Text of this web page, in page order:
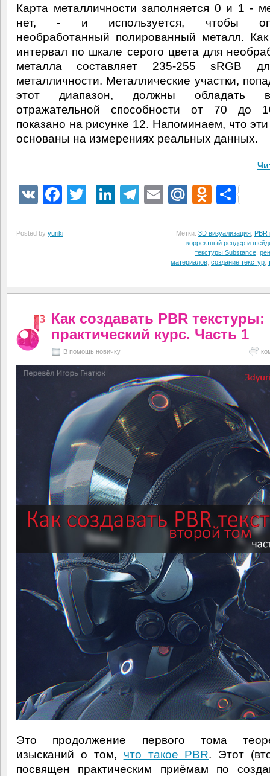
Карта металличности заполняется 0 и 1 -
нет, - и используется, чтобы
необработанный полированный металл.
интервал по шкале серого цвета для
металла составляет 235-255 sRGB
металличности. Металлические участки,
этот диапазон, должны обладать
отражательной способности от 70 до
показано на рисунке 12. Напоминаем, что
основаны на измерениях реальных данных.
VK Facebook
TwitterLinkedIn
Telegram
EmailMail.Ru
Posted by yuriki Метки: 3D визуализация PBR
корректный рендер и
текстуры Substance
материалов создание текстур
Как создавать PBR текстуры:
практический курс. Часть 1
В помощь новичку
Это продолжение первого тома
изысканий о том, что такое PBR. Этот
посвящен практическим приёмам по